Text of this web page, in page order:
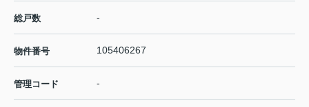
総戸数 -
物件番号 105406267
管理コード -